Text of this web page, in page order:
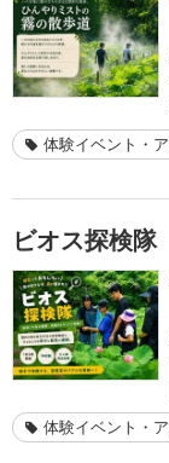
体験イベント・
ビオス探検隊
体験イベント・